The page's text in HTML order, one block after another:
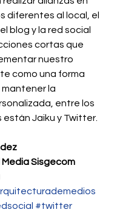
diferentes al local, el
blog y la red social
cortas que
nuestro
como una forma
la
entre los
Jaiku y Twitter.
Sisgecom
#twitter